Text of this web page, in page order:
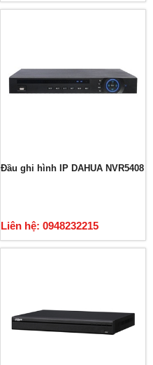
Đầu ghi hình IP DAHUA NVR5408
Liên hệ: 0948232215